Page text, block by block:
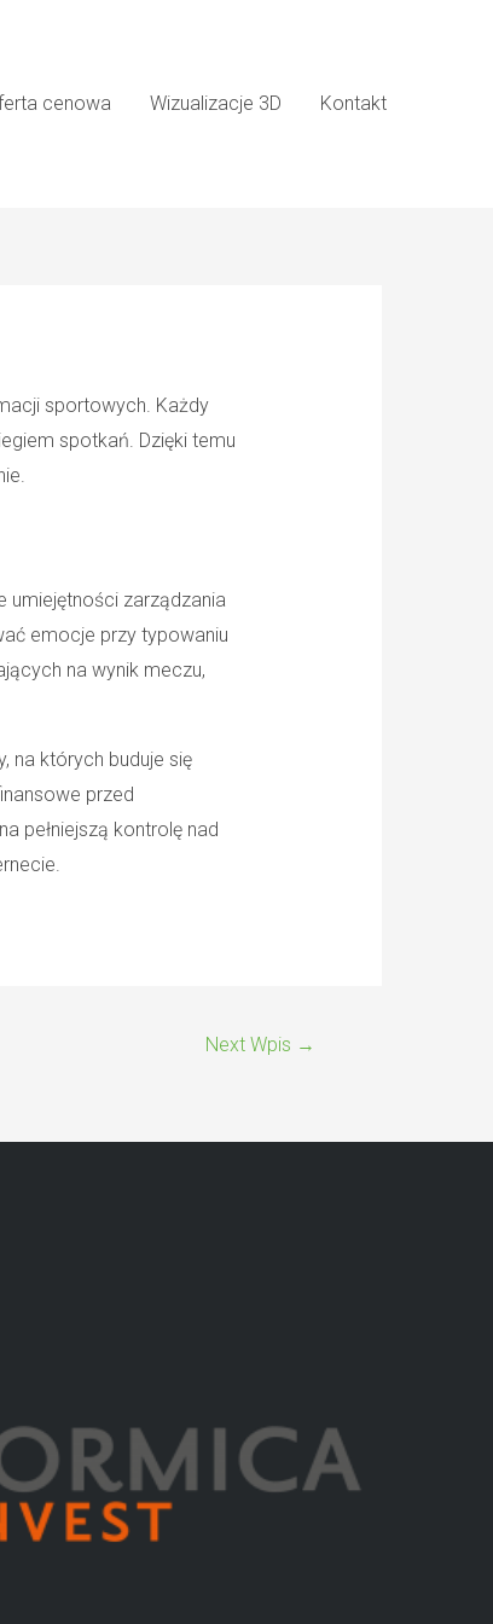
cenowa Wizualizacje 3D Kontakt
sportowych. Każdy
spotkań. Dzięki temu
umiejętności zarządzania
emocje przy typowaniu
na wynik meczu,
na których buduje się
przed
pełniejszą kontrolę nad
Next Wpis →